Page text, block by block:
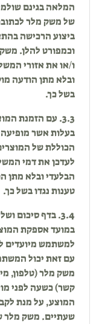
המלאה בגינם
של משק מלר
ביצוע הרכישה
וכמפורט להלן.
ו/או את אזורי
ובלא מתן הודעה
בשל כך.
3.3. עם הזמנת
בעלות אשר
הכוללת של
לעדכן את דמי
הבלעדי ובלא מתן
טענות נגדו בשל כך.
3.4. בדף סיכום
במועד אספקת
למשתמש מיועדים
עם זאת יכול
משק מלר (טלפון,
קשר) כשעה לפני
המוצע, על מנת
שעתיים. משק מלר